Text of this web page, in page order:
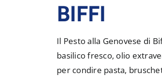
BIFFI
Il Pesto alla Genovese di
basilico fresco, olio
per condire pasta,